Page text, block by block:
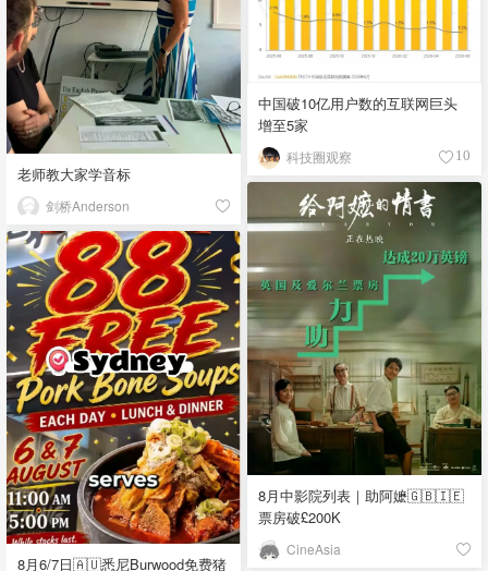
老师教大家学音标
剑桥Anderson
中国破10亿用户数的互联网巨头
增至5家
科技圈观察 10
8月中影院列表｜助阿嬷🇬🇧🇮🇪
票房破£200K
CineAsia
8月6/7日🇦🇺悉尼Burwood免费猪